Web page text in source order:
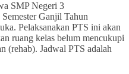
SMP Negeri 3
Ganjil Tahun
Pelaksanakan PTS ini akan
ruang kelas belum mencukupi
(rehab). Jadwal PTS adalah